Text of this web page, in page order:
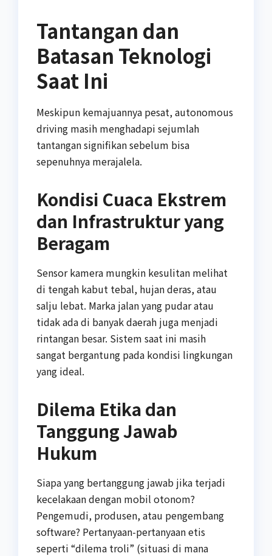
Tantangan dan
Batasan Teknologi
Saat Ini
Meskipun kemajuannya pesat, autonomous
driving masih menghadapi sejumlah
tantangan signifikan sebelum bisa
sepenuhnya merajalela.
Kondisi Cuaca Ekstrem
dan Infrastruktur yang
Beragam
Sensor kamera mungkin kesulitan melihat
di tengah kabut tebal, hujan deras, atau
salju lebat. Marka jalan yang pudar atau
tidak ada di banyak daerah juga menjadi
rintangan besar. Sistem saat ini masih
sangat bergantung pada kondisi lingkungan
yang ideal.
Dilema Etika dan
Tanggung Jawab
Hukum
Siapa yang bertanggung jawab jika terjadi
kecelakaan dengan mobil otonom?
Pengemudi, produsen, atau pengembang
software? Pertanyaan-pertanyaan etis
seperti “dilema troli” (situasi di mana